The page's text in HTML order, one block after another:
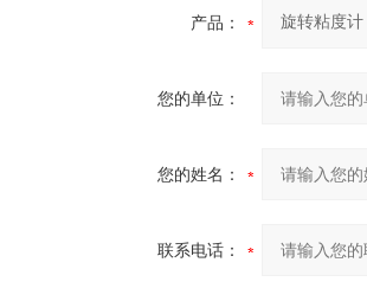
产品：
您的单位：
您的姓名：
联系电话：